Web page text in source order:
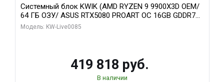
Системный блок KWIK (AMD RYZEN 9 9900X3D OEM/
64 ГБ ОЗУ/ ASUS RTX5080 PROART OC 16GB GDDR7
256bit Type-C DP 2/ 960 ГБ SSD)
Модель: KW-Live0085
419 818 руб.
В наличии